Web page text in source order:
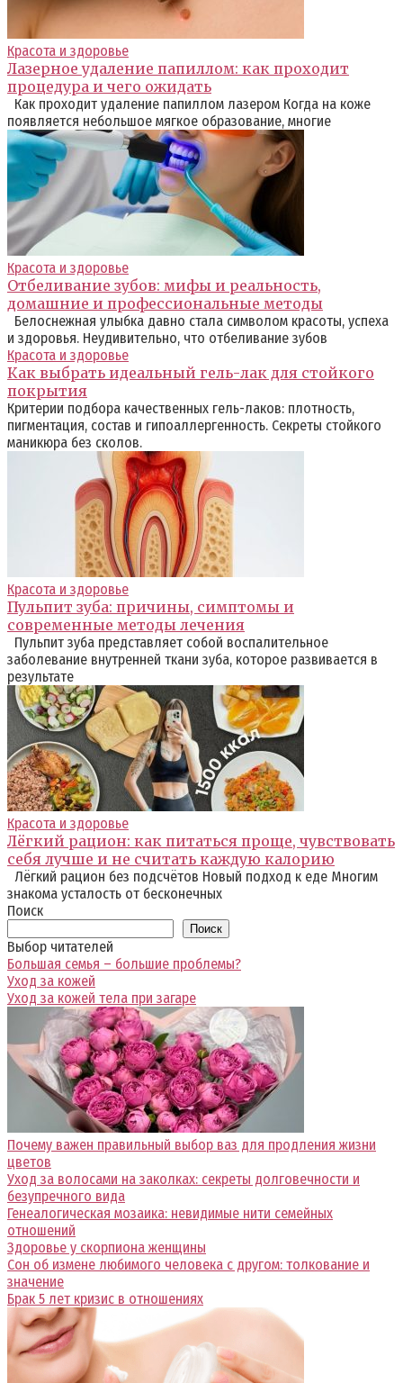
Красота и здоровье
Лазерное удаление папиллом: как проходит
процедура и чего ожидать
Как проходит удаление папиллом лазером Когда на коже
появляется небольшое мягкое образование, многие
Красота и здоровье
Отбеливание зубов: мифы и реальность,
домашние и профессиональные методы
Белоснежная улыбка давно стала символом красоты, успеха
и здоровья. Неудивительно, что отбеливание зубов
Красота и здоровье
Как выбрать идеальный гель-лак для стойкого
покрытия
Критерии подбора качественных гель-лаков: плотность,
пигментация, состав и гипоаллергенность. Секреты стойкого
маникюра без сколов.
Красота и здоровье
Пульпит зуба: причины, симптомы и
современные методы лечения
Пульпит зуба представляет собой воспалительное
заболевание внутренней ткани зуба, которое развивается в
результате
Красота и здоровье
Лёгкий рацион: как питаться проще, чувствовать
себя лучше и не считать каждую калорию
Лёгкий рацион без подсчётов Новый подход к еде Многим
знакома усталость от бесконечных
Поиск
Поиск
Выбор читателей
Большая семья – большие проблемы?
Уход за кожей
Уход за кожей тела при загаре
Почему важен правильный выбор ваз для продления жизни
цветов
Уход за волосами на заколках: секреты долговечности и
безупречного вида
Генеалогическая мозаика: невидимые нити семейных
отношений
Здоровье у скорпиона женщины
Сон об измене любимого человека с другом: толкование и
значение
Брак 5 лет кризис в отношениях